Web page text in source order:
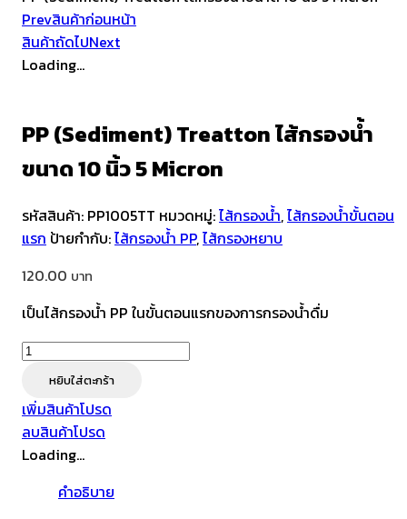
Prevสินค้าก่อนหน้า
สินค้าถัดไปNext
Loading...
PP (Sediment) Treatton ไส้กรองน้ำ
ขนาด 10 นิ้ว 5 Micron
รหัสสินค้า: PP1005TT หมวดหมู่:ไส้กรองน้ำ,ไส้กรองน้ำขั้นตอน
แรก ป้ายกำกับ:ไส้กรองน้ำ PP,ไส้กรองหยาบ
120.00
เป็นไส้กรองน้ำ PP ในขั้นตอนแรกของการกรองน้ำดื่ม
จำนวน
(Sediment)
Treatton
ไส้
กรอง
หยิบใส่ตะกร้า
เพิ่มสินค้าโปรด
ลบสินค้าโปรด
Loading...
คำอธิบาย